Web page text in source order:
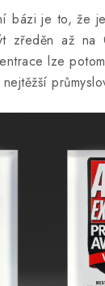
bázi je to, že
zředěn až
lze